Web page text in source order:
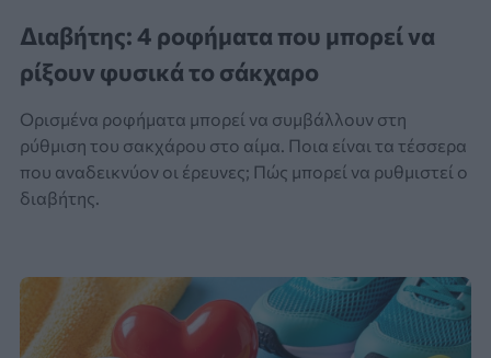
Διαβήτης: 4 ροφήματα που μπορεί να
ρίξουν φυσικά το σάκχαρο
Ορισμένα ροφήματα μπορεί να συμβάλλουν στη
ρύθμιση του σακχάρου στο αίμα. Ποια είναι τα τέσσερα
που αναδεικνύον οι έρευνες; Πώς μπορεί να ρυθμιστεί ο
διαβήτης.